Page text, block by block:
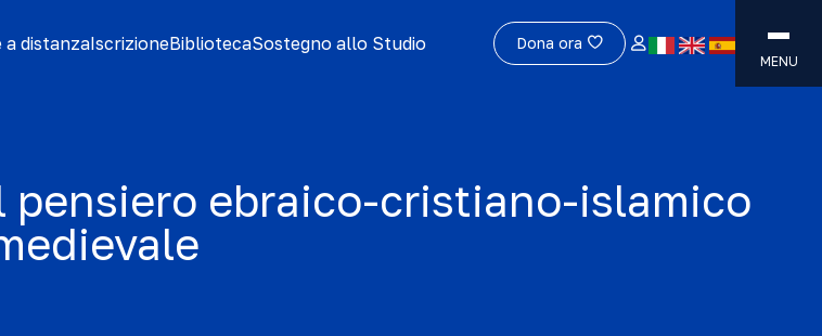
a distanzaIscrizioneBibliotecaSostegno allo Studio Dona ora
MENU
ebraico-cristiano-islamico